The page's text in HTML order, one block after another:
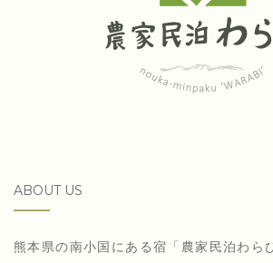
ABOUT US
熊本県の南小国にある宿「農家民泊わら